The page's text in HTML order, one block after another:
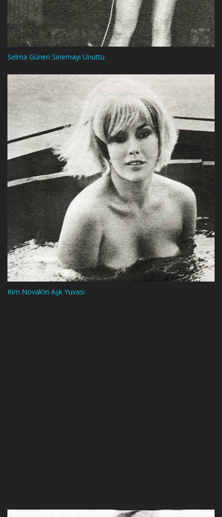
Selma Güneri Sinemayı Unuttu
Kim Novak’ın Aşk Yuvası